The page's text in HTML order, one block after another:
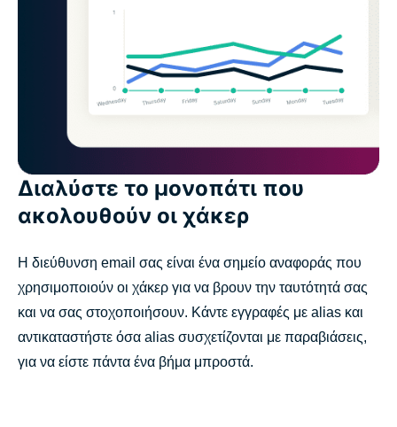
Διαλύστε το μονοπάτι που
ακολουθούν οι χάκερ
Η διεύθυνση email σας είναι ένα σημείο αναφοράς που
χρησιμοποιούν οι χάκερ για να βρουν την ταυτότητά σας
και να σας στοχοποιήσουν. Κάντε εγγραφές με alias και
αντικαταστήστε όσα alias συσχετίζονται με παραβιάσεις,
για να είστε πάντα ένα βήμα μπροστά.